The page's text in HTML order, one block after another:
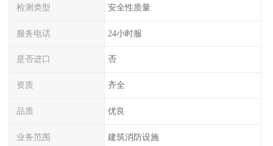
检测类型 安全性质量
服务电话 24小时服
是否进口 否
资质 齐全
品质 优良
业务范围 建筑消防设施